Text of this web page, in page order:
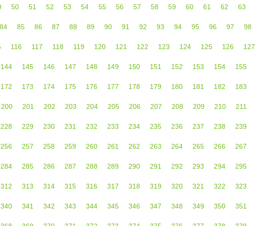
50 51 52 53 54 55 56 57 58 59 60 61 62 63
84 85 86 87 88 89 90 91 92 93 94 95 96 97 98
116 117 118 119 120 121 122 123 124 125 126 127
144 145 146 147 148 149 150 151 152 153 154 155
172 173 174 175 176 177 178 179 180 181 182 183
200 201 202 203 204 205 206 207 208 209 210 211
228 229 230 231 232 233 234 235 236 237 238 239
256 257 258 259 260 261 262 263 264 265 266 267
284 285 286 287 288 289 290 291 292 293 294 295
312 313 314 315 316 317 318 319 320 321 322 323
340 341 342 343 344 345 346 347 348 349 350 351